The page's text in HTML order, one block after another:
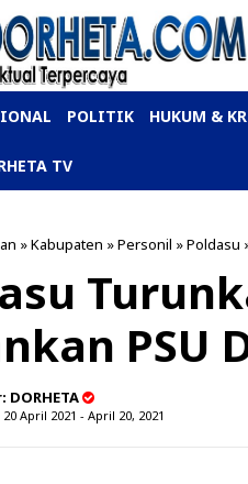
POLITIK HUKUM &
TV
»Kabupaten »Personil »Poldasu
PSU
DORHETA
April 2021 - April 20, 2021